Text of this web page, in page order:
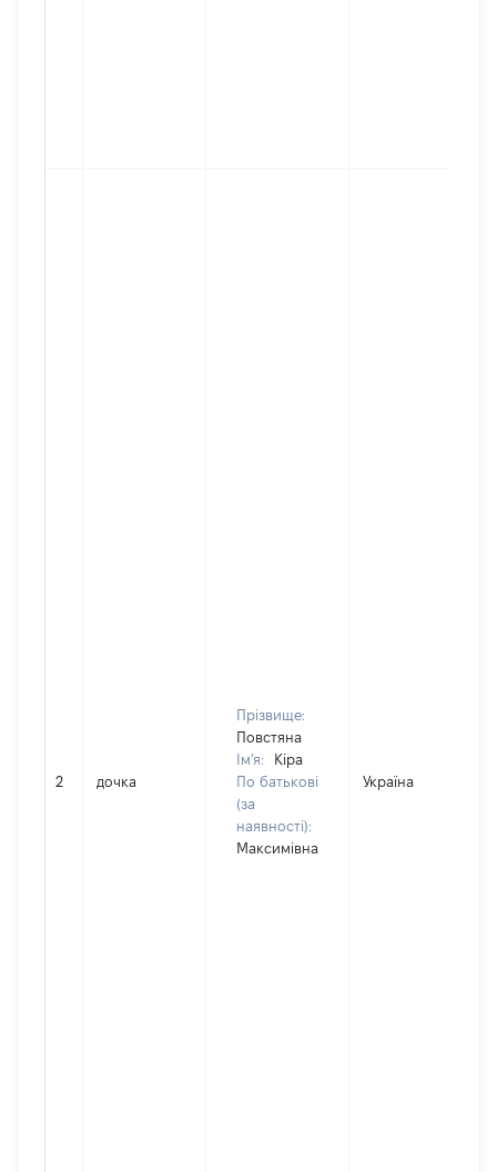
2 дочка
Прізвище:
Повстяна
Ім'я:
Кіра
По батькові
(за
наявності):
Максимівна
Україна